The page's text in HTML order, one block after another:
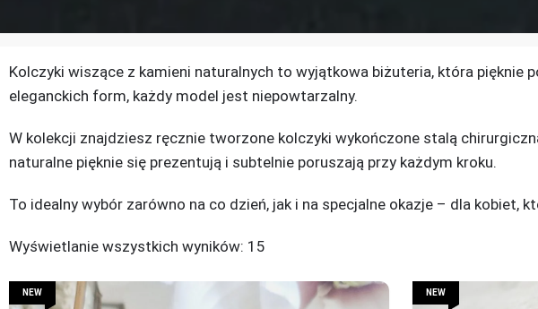
Kolczyki wiszące z kamieni naturalnych to wyjątkowa biżuteria, która pięknie
eleganckich form, każdy model jest niepowtarzalny.
W kolekcji znajdziesz ręcznie tworzone kolczyki wykończone stalą
naturalne pięknie się prezentują i subtelnie poruszają przy każdym kroku.
To idealny wybór zarówno na co dzień, jak i na specjalne okazje – dla kobiet,
Wyświetlanie wszystkich wyników: 15
NEW NEW